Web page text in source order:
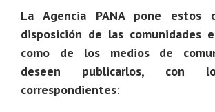
La Agencia PANA pone estos
disposición de las comunidades
como de los medios de
deseen publicarlos, con
correspondientes: